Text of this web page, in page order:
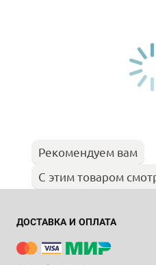
Рекомендуем вам
С этим товаром
ДОСТАВКА И ОПЛАТА